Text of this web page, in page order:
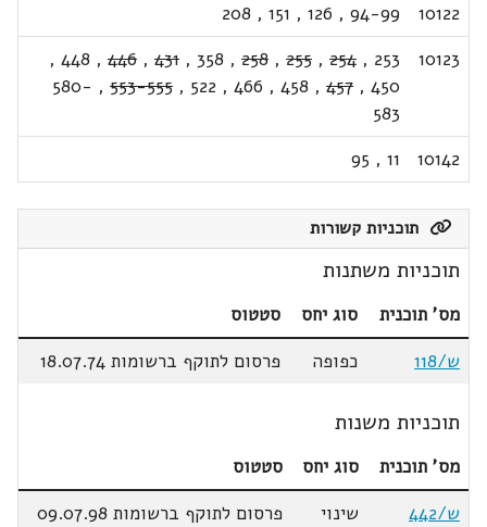
10122
94-99
,
126
,
151
,
208
10123
253
,
254
,
255
,
258
,
358
,
431
,
446
,
448
,
450
,
457
,
458
,
466
,
522
,
553-555
,
580-
583
10142
11
,
95
תוכניות קשורות
תוכניות משתנות
מס' תוכנית סוג יחס
סטטוס
ש/118
כפופה פרסום לתוקף ברשומות 18.07.74
תוכניות משנות
מס' תוכנית סוג יחס
סטטוס
ש/442
שינוי פרסום לתוקף ברשומות 09.07.98